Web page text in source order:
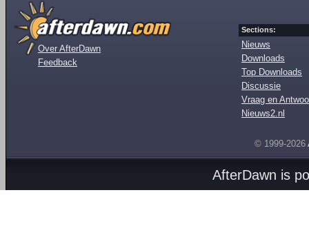
Over AfterDawn
Feedback
Sections:
Nieuws
Downloads
Top Downloads
Discussie
Vraag en
Nieuws2.nl
© 1999-2026
AfterDawn is